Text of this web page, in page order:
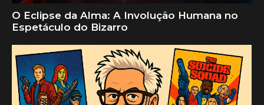
O Eclipse da Alma: A Involução Humana no
Espetáculo do Bizarro